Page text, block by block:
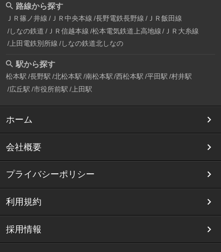
路線から探す
ＪＲ篠ノ井線 ＪＲ中央本線 長野電鉄長野線 ＪＲ飯田線
しなの鉄道 ＪＲ信越本線 松本電気鉄道上高地線
ＪＲ大糸線
上田電鉄別所線 しなの鉄道北しなの
駅から探す
松本駅 長野駅 北松本駅 南松本駅 西松本駅 平田駅 村井駅
広丘駅 市役所前駅 上田駅
ホーム
会社概要
プライバシーポリシー
利用規約
採用情報